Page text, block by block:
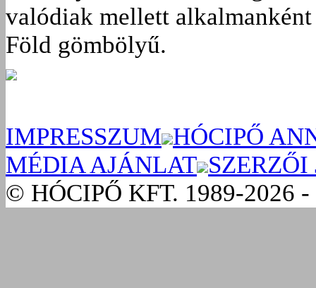
valódiak mellett
Föld gömbölyű.
IMPRESSZUM HÓCIPŐ
MÉDIA AJÁNLAT SZERZŐI
© HÓCIPŐ KFT. 1989-2026